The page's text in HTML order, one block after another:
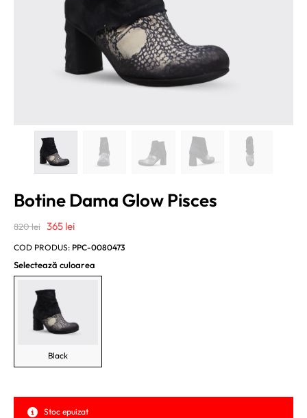
Botine Dama Glow Pisces
820lei Prețul
inițial
a
fost:
820 lei.
365 leiPrețul
curent
este:
365 lei.
COD PRODUS: PPC-0080473
Selectează culoarea
Black
Stoc epuizat